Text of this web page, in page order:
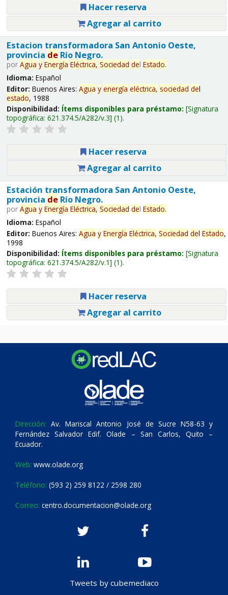
Hacer reserva
Agregar al carrito
Estacion transformadora San Antonio Oeste,
provincia deRío Negro.
por Agua y Energía Eléctrica, Sociedad del Estado.
Idioma: Español
Editor: Buenos Aires: Agua y energía eléctrica, sociedad del
estado, 1988
Disponibilidad: Ítems disponibles para préstamo: Signatura
topográfica: 621.374.5/A282/v.3 (1).
Hacer reserva
Agregar al carrito
Estación transformadora San Antonio Oeste,
provincia deRío Negro.
por Agua y Energía Eléctrica, Sociedad del Estado.
Idioma: Español
Editor: Buenos Aires: Agua y Energía Eléctrica, Sociedad del Estado,
1998
Disponibilidad: Ítems disponibles para préstamo: Signatura
topográfica: 621.374.5/A282/v.1 (1).
Hacer reserva
Agregar al carrito
Dirección: Av. Mariscal Antonio José de Sucre N58-63 y
Fernández Salvador Edif. Olade – San Carlos, Quito –
Ecuador.
Web: www.olade.org
Teléfono: (593 2) 259 8122 / 2598 280
Correo: centro.documentacion@olade.org
Tweets by cubemediaco